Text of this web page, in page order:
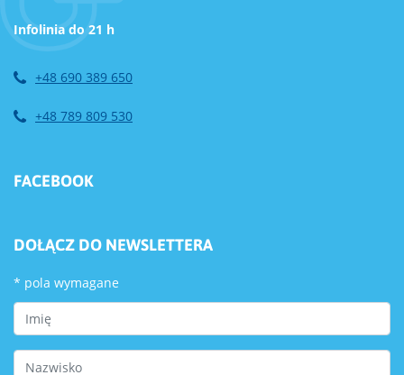
Infolinia do 21 h
+48 690 389 650
+48 789 809 530
FACEBOOK
DOŁĄCZ DO NEWSLETTERA
* pola wymagane
First Name
Last Name